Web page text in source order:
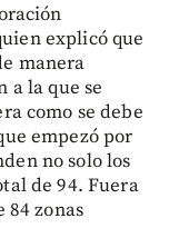
explicó que
manera
a la que se
como se debe
empezó por
no solo los
de 94. Fuera
84 zonas